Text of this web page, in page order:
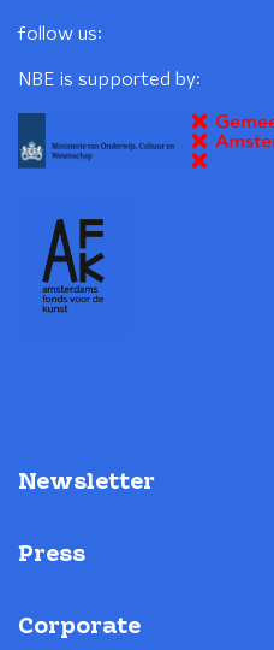
follow us:
NBE is supported by:
Newsletter
Press
Corporate